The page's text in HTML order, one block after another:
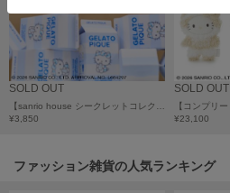
gelato pique Sleep
ジェラート ピケ スリープ
GRAMICCI
グラミチ
へノン
SOLD OUT
¥3,850
SOLD OUT
¥23,100
ファッション雑貨の人気ランキング